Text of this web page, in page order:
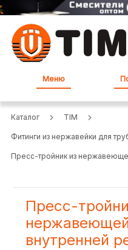
Меню
Каталог TIM
Фитинги из нержавейки для
Пресс-тройник из
Пресс-
внутренней